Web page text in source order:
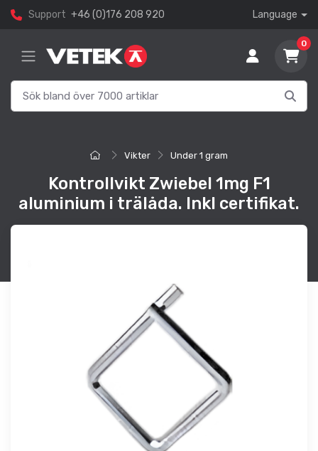
Support +46 (0)176 208 920 Language
0
Vikter Under 1 gram
Kontrollvikt Zwiebel 1mg F1
aluminium i trälåda. Inkl certifikat.